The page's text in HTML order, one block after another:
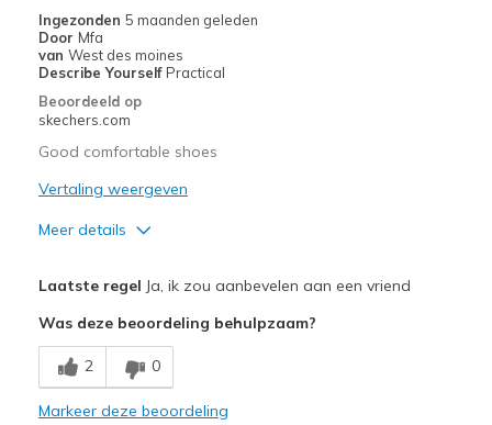
Width
Feels true to width
Sizing
View On Shoes
I'm Really Into Shoes
Ingezonden 5 maanden geleden
Door Mfa
van West des moines
Describe Yourself Practical
Beoordeeld op
skechers.com
Good comfortable shoes
Vertaling weergeven
Meer details
Beste toepassingen
Travel
Laatste regel Ja, ik zou aanbevelen aan een vriend
Was deze beoordeling behulpzaam?
2 0
Markeer deze beoordeling